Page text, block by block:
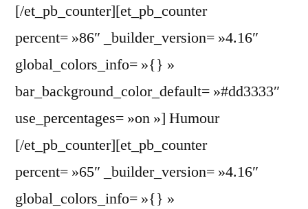
[/et_pb_counter][et_pb_counter
percent= »86″ _builder_version= »4.16″
global_colors_info= »{} »
bar_background_color_default= »#dd3333″
use_percentages= »on »] Humour
[/et_pb_counter][et_pb_counter
percent= »65″ _builder_version= »4.16″
global_colors_info= »{} »